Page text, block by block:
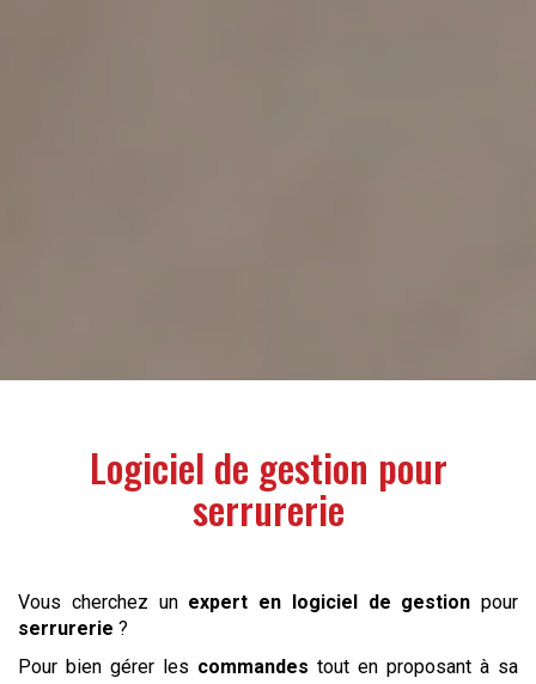
Logiciel de gestion pour
serrurerie
Vous cherchez unexpert en logiciel de gestion pour
serrurerie ?
Pour bien gérer les commandes tout en proposant à sa